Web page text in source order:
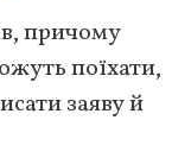
причому
поїхати,
заяву й